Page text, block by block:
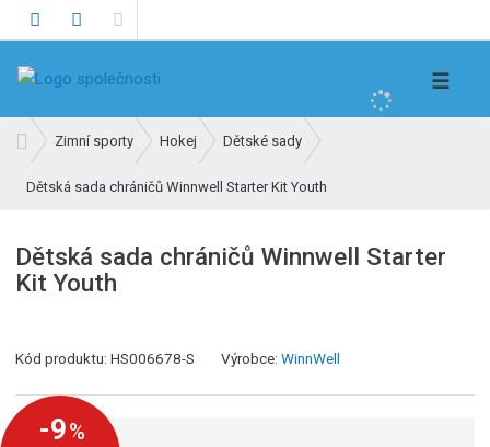
h
e
t
☰
v
o
í
s
a
a
Zimní sporty Hokej Dětské sady
Dětská sada chráničů Winnwell Starter Kit Youth
Dětská sada chráničů Winnwell Starter
Kit Youth
Kód produktu:HS006678-S Výrobce:WinnWell
-9%